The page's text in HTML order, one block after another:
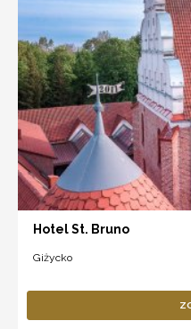
Hotel St. Bruno
Giżycko